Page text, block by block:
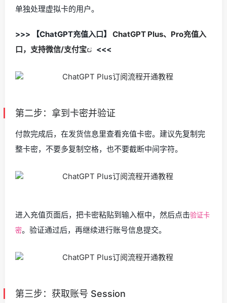
单独处理虚拟卡的用户。
>>> 【ChatGPT充值入口】 ChatGPT Plus、Pro充值入
口，支持微信/支付宝
<<<
第二步：拿到卡密并验证
付款完成后，在发货信息里查看充值卡密。建议先复制完
整卡密，不要多复制空格，也不要截断中间字符。
进入充值页面后，把卡密粘贴到输入框中，然后点击验证卡
密。验证通过后，再继续进行账号信息提交。
第三步：获取账号 Session